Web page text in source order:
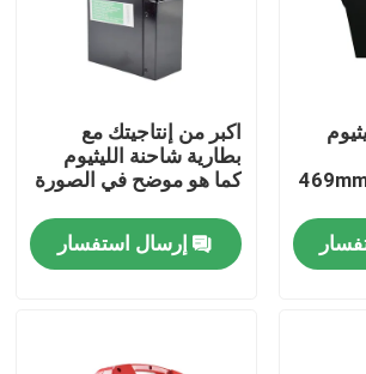
اكبر من إنتاجيتك مع
بطارية شاحنة الليثيوم
كما هو موضح في الصورة
إرسال استفسار